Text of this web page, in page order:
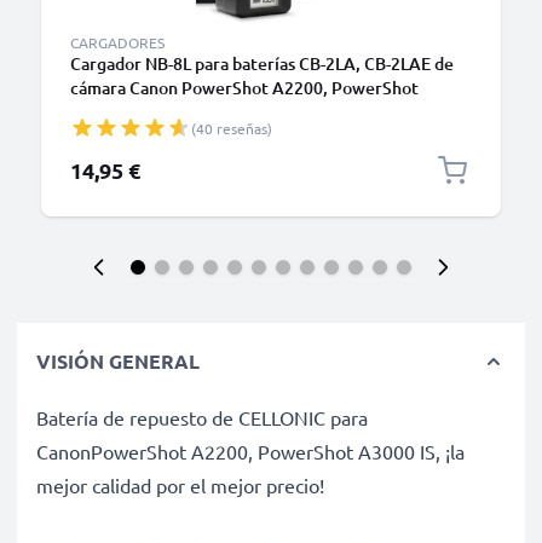
CARGADORES
Cargador NB-8L para baterías CB-2LA, CB-2LAE de
cámara Canon PowerShot A2200, PowerShot
de CELLONIC
(40 reseñas)
14,95 €
VISIÓN GENERAL
Batería de repuesto de CELLONIC para
CanonPowerShot A2200, PowerShot A3000 IS, ¡la
mejor calidad por el mejor precio!